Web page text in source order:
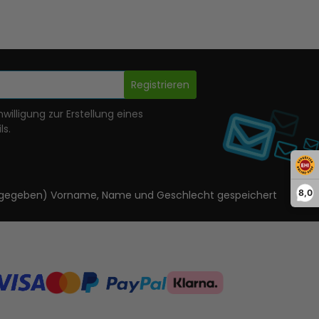
8,0
Registrieren
zur Erstellung eines
Vorname, Name und Geschlecht gespeichert